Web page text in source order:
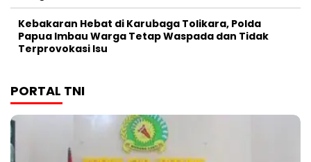
Kebakaran Hebat di Karubaga Tolikara, Polda
Papua Imbau Warga Tetap Waspada dan Tidak
Terprovokasi Isu
PORTAL TNI